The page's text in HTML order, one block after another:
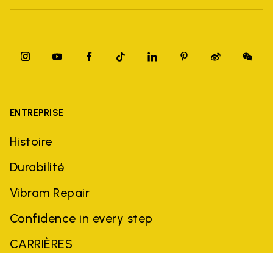
ENTREPRISE
Histoire
Durabilité
Vibram Repair
Confidence in every step
CARRIÈRES